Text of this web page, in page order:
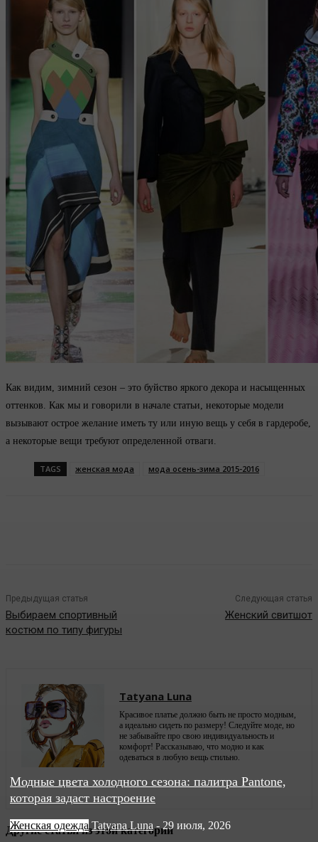
Как видим, зимний сезон – это буйство яркого декора и насыщенных
оттенков. Как мы и говорили в начале статьи, некоторые модели
вызывают острое желание иметь ту или иную вещь у себя в гардеробе,
а некоторые вещи требуют определенной отваги.
TAGS женская мода мода осень-зима 2015-2016
Предыдущая статья
Выбираем спортивный
костюм по типу фигуры
Следующая статья
Женский свитшот
Tatyana Luna
Красивое платье должно быть не просто модным,
а идеально сидеть по размеру! Следуйте моде, но
не забывайте про свою индивидуальность и
комфорт! Рассказываю, что модно и как
одеваться в любую вещь стильно.
Другие статьи из этой категории
Модные цвета холодного сезона: палитра Pantone,
которая задаст настроение
Женская одежда Tatyana Luna - 29 июля, 2026